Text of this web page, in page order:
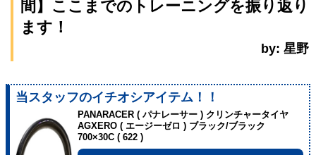
間】ここまでのトレーニングを振り返り
ます！
by: 星野
当スタッフのイチオシアイテム！！
PANARACER ( パナレーサー ) クリンチャータイヤ
AGXERO ( エージーゼロ ) ブラック/ブラック
700×30C ( 622 )